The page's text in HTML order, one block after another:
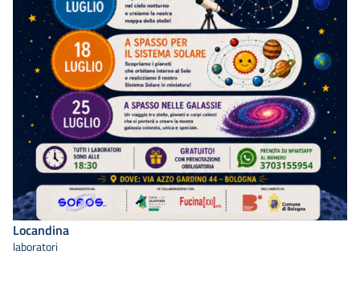
Locandina
laboratori